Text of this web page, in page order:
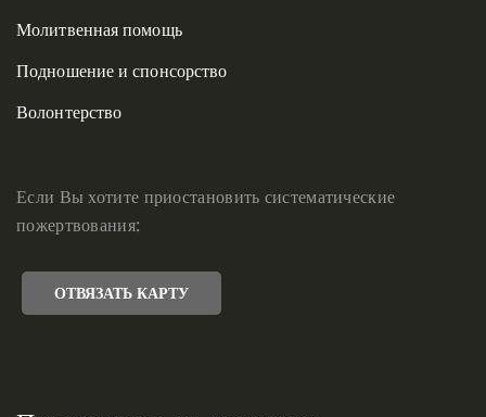
Молитвенная помощь
Подношение и спонсорство
Волонтерство
Если Вы хотите приостановить систематические
пожертвования:
ОТВЯЗАТЬ КАРТУ